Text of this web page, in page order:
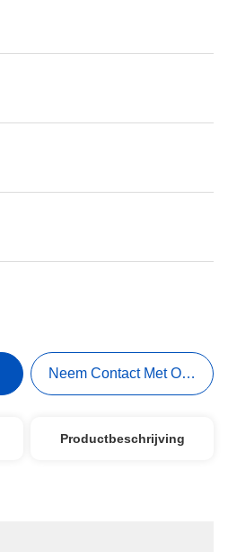
Neem Contact Met Ons Op
Productbeschrijving